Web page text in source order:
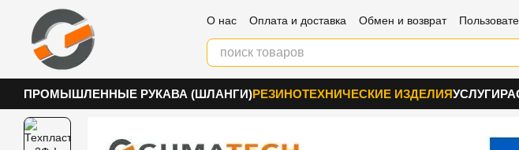
Перейти к основному контенту
О нас Оплата и доставка Обмен и возврат
Блог
Контакты
ПРОМЫШЛЕННЫЕ РУКАВА (ШЛАНГИ)РЕЗИНОТЕХНИЧЕСКИЕ ИЗДЕЛИЯУСЛУГИ